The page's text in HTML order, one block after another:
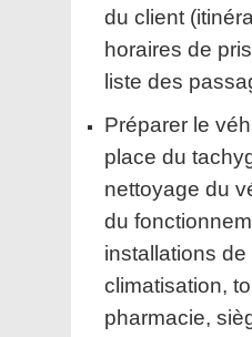
du client
horaires de
liste des
Préparer le
place du
nettoyage du
du
installations de
climatisation,
pharmacie,